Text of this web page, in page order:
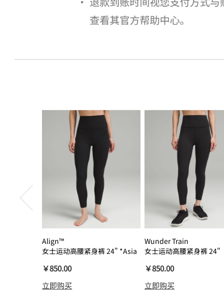
Align™
女士运动高腰紧身裤 24" *Asia
￥850.00
立即购买
Wunder Train
女士运动高腰紧身裤 24"
￥850.00
立即购买